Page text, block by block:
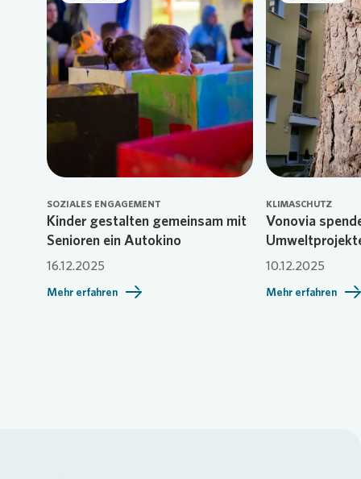
Loading...
SOZIALES ENGAGEMENT
Kinder gestalten gemeinsam mit
Senioren ein Autokino
16.12.2025
Mehr erfahren
KLIMASCHUTZ
Vonovia
10.12.2025
Mehr erfahren